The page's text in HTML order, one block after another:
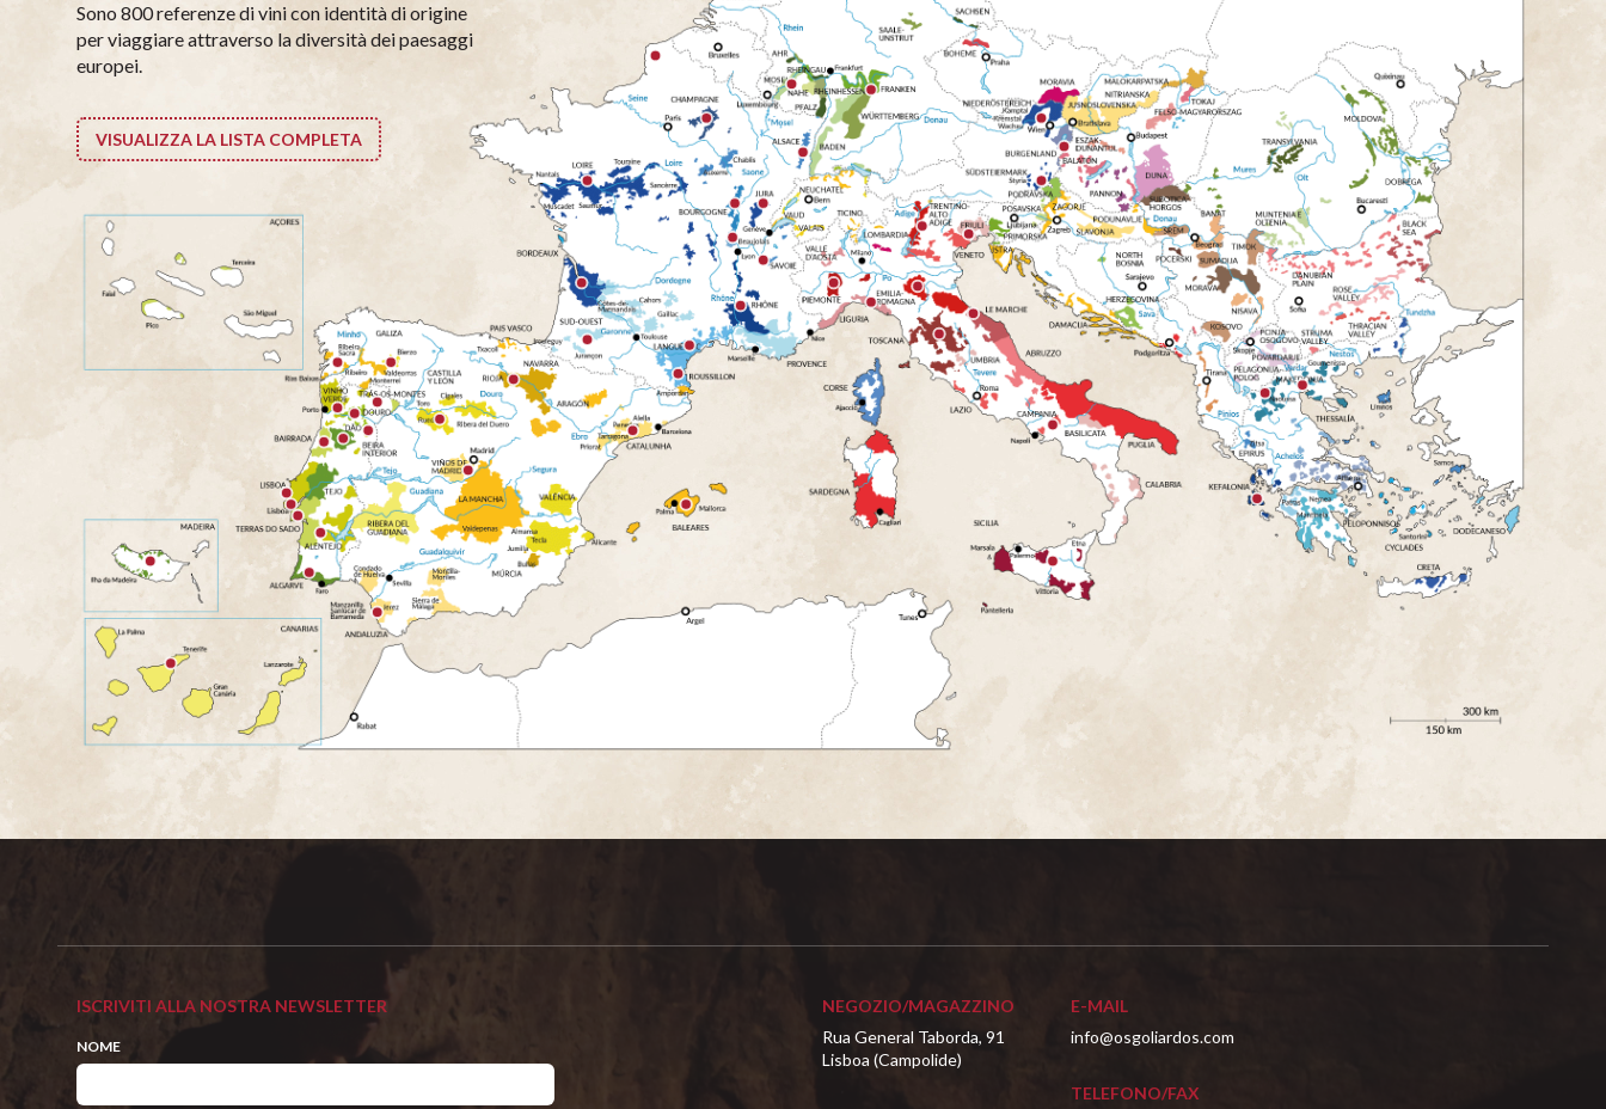
Sono 800 referenze di vini con identità di origine
per viaggiare attraverso la diversità dei paesaggi
europei.
VISUALIZZA LA LISTA COMPLETA
ISCRIVITI ALLA NOSTRA NEWSLETTER
NOME
NEGOZIO/MAGAZZINO
Rua General Taborda, 91
Lisboa (Campolide)
E-MAIL
info@osgoliardos.com
TELEFONO/FAX